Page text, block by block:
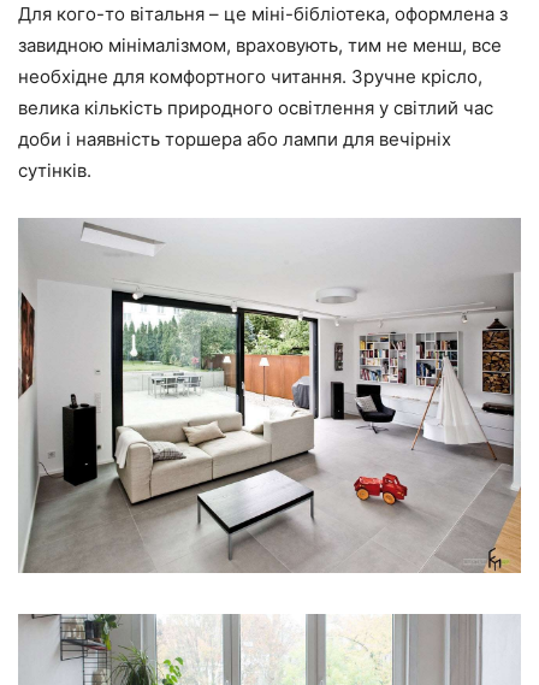
Для кого-то вітальня – це міні-бібліотека, оформлена з
завидною мінімалізмом, враховують, тим не менш, все
необхідне для комфортного читання. Зручне крісло,
велика кількість природного освітлення у світлий час
доби і наявність торшера або лампи для вечірніх
сутінків.